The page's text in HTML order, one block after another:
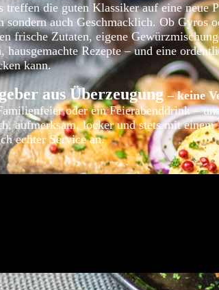
treffen die guten Klassiker auf eine neue
sondern auch Geschmacklich. Ob Gyros
frische Zutaten, eigene
hausgemachte Rezepte – und eine
kann.
aus Überzeugung – keine
oder ein Feierabenddrink –
aufmerksam, locker und stets mit
echter Service an.